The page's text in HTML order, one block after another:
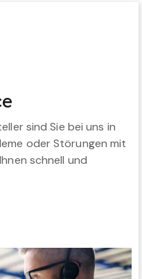
sind Sie bei uns in
oder Störungen mit
schnell und